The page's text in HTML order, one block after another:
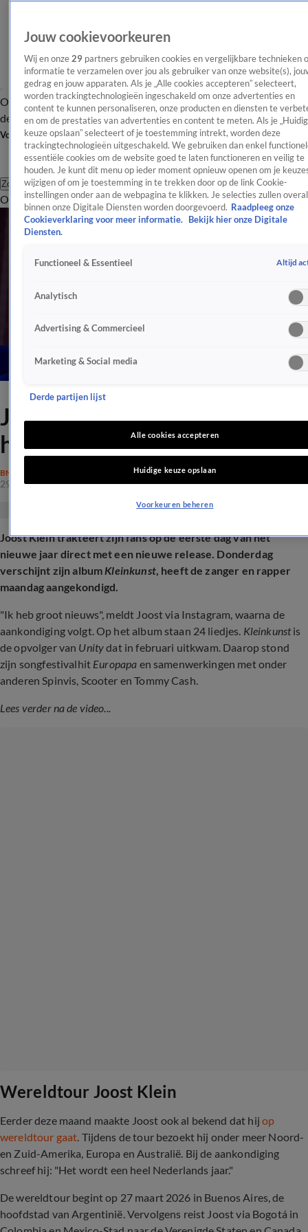
OverzichtAfleveringen Entertainment TV Algemeen
Tip
de redactieNieuwsbrief
Volg Shownieuws
Zoeken
OverzichtEntertainmentSpraakmakendRealityCrimeVideo's
Joost Klein verrast plots: 'Ik
heb groot nieuws'
BN'ERS
29 dec 2025, 21:17
Joost Klein trakteert zijn fans op de eerste dag van het
nieuwe jaar direct met een nieuwe release. Donderdag
verschijnt zijn album Kleinkunst, heeft de zanger en rapper
maandag aangekondigd.
"Ik heb groot nieuws", meldt Joost via Instagram, waarna de
aankondiging volgt. Op het album staan 24 liedjes. Kleinkunstis
de opvolger van Unitydat in februari uitkwam. Daarop stond
zijn songfestivalhit Europapa en samenwerkingen met onder
anderen Spinvis, Scooter en Tommy Cash.
Lees verder na de video...
Wereldtour Joost Klein
Eerder deze maand maakte Joost ook al bekend dat hij op
wereldtour gaat. Tijdens de tour bezoekt hij onder meer Noord-
en Zuid-Amerika, Europa en Australië. Bij de aankondiging
schreef hij: "Het wordt een heel Nederlands jaar."
De wereldtour begint op 27 maart 2026 in Buenos Aires, de
hoofdstad van Argentinië. Vervolgens reist Joost via Bogotá in
Jouw cookievoorkeuren
Wij en onze 29 partners gebruiken cookies en vergelijkbare technieken
informatie te verzamelen over jou als gebruiker van onze website(s),
gedrag en jouw apparaten. Als je „Alle cookies accepteren” selecteert,
worden trackingtechnologieën ingeschakeld om onze advertenties en
content te kunnen personaliseren, onze producten en diensten te
en om de prestaties van advertenties en content te meten. Als je
keuze opslaan” selecteert of je toestemming intrekt, worden deze
trackingtechnologieën uitgeschakeld. We gebruiken dan enkel
essentiële cookies om de website goed te laten functioneren en veilig te
houden. Je kunt dit menu op ieder moment opnieuw openen om je
wijzigen of om je toestemming in te trekken door op de link Cookie-
instellingen onder aan de webpagina te klikken. Je selecties zullen overal
binnen onze Digitale Diensten worden doorgevoerd. Raadpleeg onze
Cookieverklaring voor meer informatie.
Bekijk hier onze Digitale
Diensten.
Functioneel & Essentieel Altijd
Analytisch
Advertising & Commercieel
Marketing & Social media
Derde partijen lijst
Alle cookies accepteren
Huidige keuze opslaan
Voorkeuren beheren